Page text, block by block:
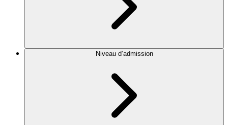
Niveau d’admission